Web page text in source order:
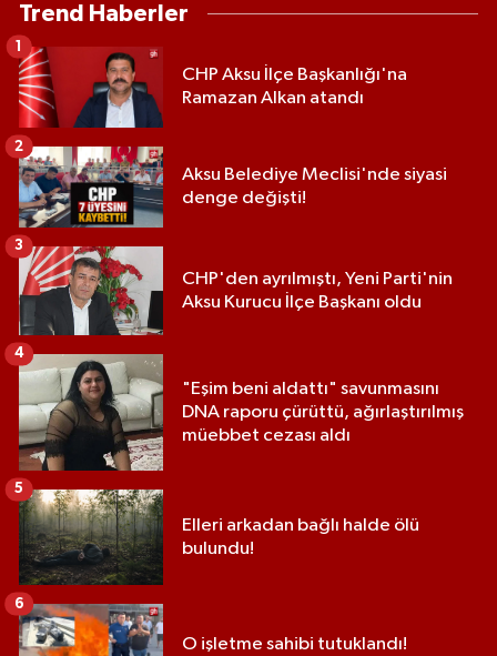
Trend Haberler
CHP Aksu İlçe Başkanlığı'na
Ramazan Alkan atandı
1
Aksu Belediye Meclisi'nde siyasi
denge değişti!
2
CHP'den ayrılmıştı, Yeni Parti'nin
Aksu Kurucu İlçe Başkanı oldu
3
"Eşim beni aldattı" savunmasını
DNA raporu çürüttü, ağırlaştırılmış
müebbet cezası aldı
4
Elleri arkadan bağlı halde ölü
bulundu!
5
O işletme sahibi tutuklandı!
6